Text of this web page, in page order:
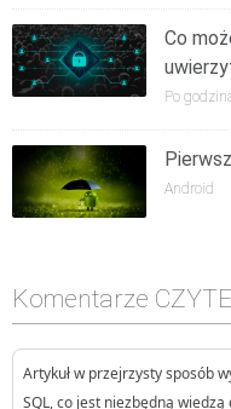
Co
Po
Android
Komentarze
Artykuł w przejrzysty sposób
SQL, co jest niezbędną